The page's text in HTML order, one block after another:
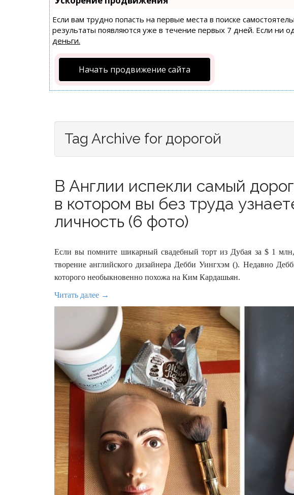
Если вам трудно попасть на первые места в поиске
результаты появляются уже в течение первых 7 дней. Если ни
деньги.
Начать продвижение сайта
Tag Archive for дорогой
В Англии испекли самый
в котором вы без труда
личность (6 фото)
Если вы помните шикарный свадебный торт из Дубая за $ 1 млн,
творение английского дизайнера Дебби Уингхэм (). Недавно
которого необыкновенно похожа на Ким Кардашьян.
Читать далее →